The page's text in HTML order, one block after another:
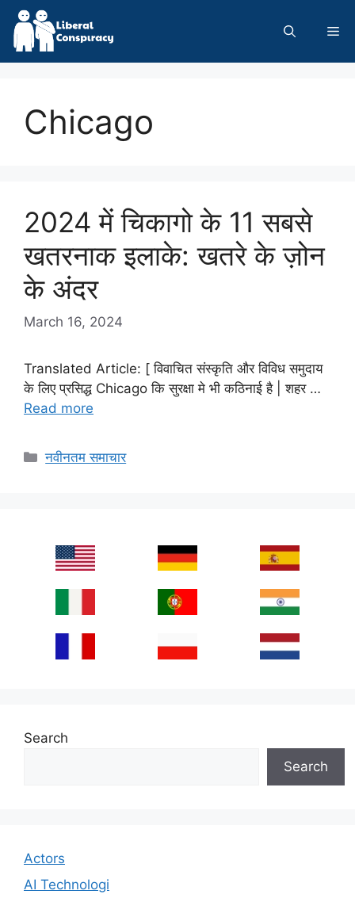
Skip
content
Chicago
2024 में चिकागो के 11 सबसे
खतरनाक इलाके: खतरे के ज़ोन
के अंदर
March 16, 2024
Translated Article: [ विवाचित संस्कृति और विविध समुदाय
के लिए प्रसिद्ध Chicago कि सुरक्षा मे भी कठिनाई है | शहर …
Read more
Categories
नवीनतम समाचार
Search
Search
Actors
AI Technologi